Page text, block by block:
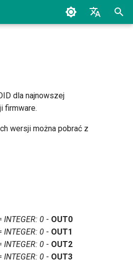
dla najnowszej
firmware.
wersji można pobrać z
INTEGER: 0 - OUT0
INTEGER: 0 - OUT1
INTEGER: 0 - OUT2
INTEGER: 0 - OUT3